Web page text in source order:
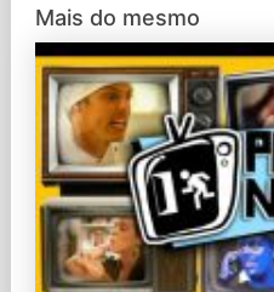
Mais do mesmo